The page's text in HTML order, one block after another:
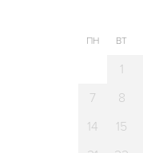
ПН ВТ
1
7
8
14
15